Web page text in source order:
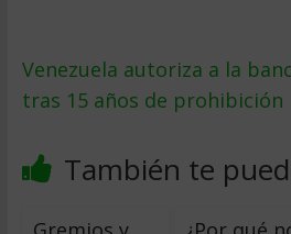
Venezuela autoriza a la
tras 15 años de prohibición
También te